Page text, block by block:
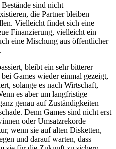
sind nicht
die Partner bleiben
Vielleicht findet sich eine
Finanzierung, vielleicht ein
eine Mischung aus öffentlicher
bleibt ein sehr bitterer
Games wieder einmal gezeigt,
solange es nach Wirtschaft,
es aber um langfristige
genau auf Zuständigkeiten
Denn Games sind nicht erst
oder Umsatzrekorde
wenn sie auf alten Disketten,
und darauf warten, dass